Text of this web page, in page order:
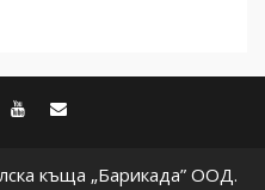
youtube
къща „Барикада” ООД.